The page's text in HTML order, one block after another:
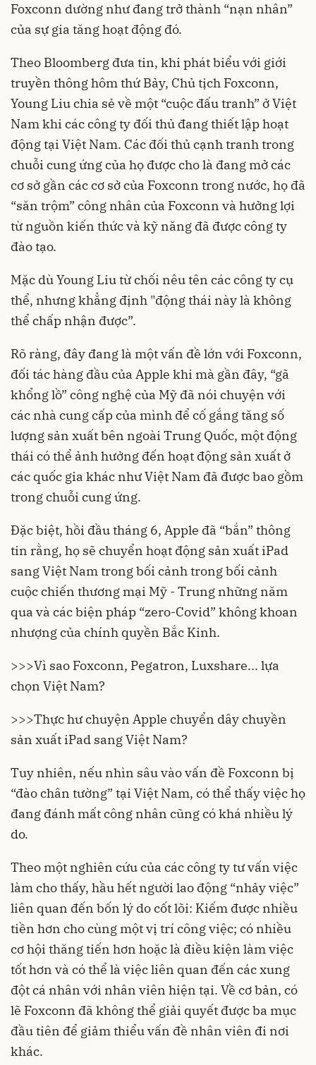
Foxconn dường như đang trở thành “nạn nhân”
của sự gia tăng hoạt động đó.
Theo Bloomberg đưa tin, khi phát biểu với giới
truyền thông hôm thứ Bảy, Chủ tịch Foxconn,
Young Liu chia sẻ về một “cuộc đấu tranh” ở Việt
Nam khi các công ty đối thủ đang thiết lập hoạt
động tại Việt Nam. Các đối thủ cạnh tranh trong
chuỗi cung ứng của họ được cho là đang mở các
cơ sở gần các cơ sở của Foxconn trong nước, họ đã
“săn trộm” công nhân của Foxconn và hưởng lợi
từ nguồn kiến thức và kỹ năng đã được công ty
đào tạo.
Mặc dù Young Liu từ chối nêu tên các công ty cụ
thể, nhưng khẳng định "động thái này là không
thể chấp nhận được”.
Rõ ràng, đây đang là một vấn đề lớn với Foxconn,
đối tác hàng đầu của Apple khi mà gần đây, “gã
khổng lồ” công nghệ của Mỹ đã nói chuyện với
các nhà cung cấp của mình để cố gắng tăng số
lượng sản xuất bên ngoài Trung Quốc, một động
thái có thể ảnh hưởng đến hoạt động sản xuất ở
các quốc gia khác như Việt Nam đã được bao gồm
trong chuỗi cung ứng.
Đặc biệt, hồi đầu tháng 6, Apple đã “bắn” thông
tin rằng, họ sẽ chuyển hoạt động sản xuất iPad
sang Việt Nam trong bối cảnh trong bối cảnh
cuộc chiến thương mại Mỹ - Trung những năm
qua và các biện pháp “zero-Covid” không khoan
nhượng của chính quyền Bắc Kinh.
>>>Vì sao Foxconn, Pegatron, Luxshare... lựa
chọn Việt Nam?
>>>Thực hư chuyện Apple chuyển dây chuyền
sản xuất iPad sang Việt Nam?
Tuy nhiên, nếu nhìn sâu vào vấn đề Foxconn bị
“đào chân tường” tại Việt Nam, có thể thấy việc họ
đang đánh mất công nhân cũng có khá nhiều lý
do.
Theo một nghiên cứu của các công ty tư vấn việc
làm cho thấy, hầu hết người lao động “nhảy việc”
liên quan đến bốn lý do cốt lõi: Kiếm được nhiều
tiền hơn cho cùng một vị trí công việc; có nhiều
cơ hội thăng tiến hơn hoặc là điều kiện làm việc
tốt hơn và có thể là việc liên quan đến các xung
đột cá nhân với nhân viên hiện tại. Về cơ bản, có
lẽ Foxconn đã không thể giải quyết được ba mục
đầu tiên để giảm thiểu vấn đề nhân viên đi nơi
khác.